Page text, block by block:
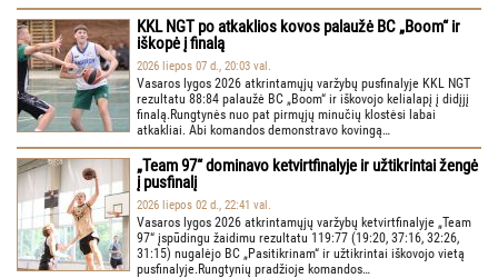
KKL NGT po atkaklios kovos palaužė BC „Boom“ ir
iškopė į finalą
2026 liepos 07 d., 20:03 val.
Vasaros lygos 2026 atkrintamųjų varžybų pusfinalyje KKL NGT
rezultatu 88:84 palaužė BC „Boom“ ir iškovojo kelialapį į didįjį
finalą.Rungtynės nuo pat pirmųjų minučių klostėsi labai
atkakliai. Abi komandos demonstravo kovingą…
„Team 97“ dominavo ketvirtfinalyje ir užtikrintai žengė
į pusfinalį
2026 liepos 02 d., 22:41 val.
Vasaros lygos 2026 atkrintamųjų varžybų ketvirtfinalyje „Team
97“ įspūdingu žaidimu rezultatu 119:77 (19:20, 37:16, 32:26,
31:15) nugalėjo BC „Pasitikrinam“ ir užtikrintai iškovojo vietą
pusfinalyje.Rungtynių pradžioje komandos…